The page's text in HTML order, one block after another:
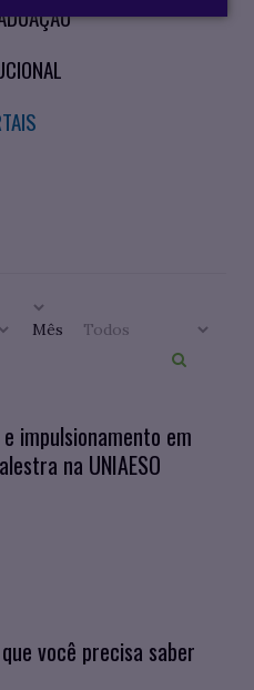
Mês
impulsionamento em
na UNIAESO
você precisa saber